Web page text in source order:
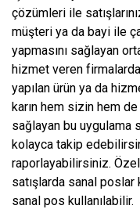
çözümleri ile
müşteri ya da bayi ile
yapmasını sağlayan
hizmet veren
yapılan ürün ya da
karın hem sizin hem de
sağlayan bu
kolayca takip
raporlayabilirsiniz.
satışlarda sanal poslar
sanal pos kullanılabilir.